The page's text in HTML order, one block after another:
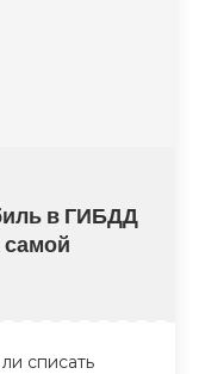
в ГИБДД
самой
списать